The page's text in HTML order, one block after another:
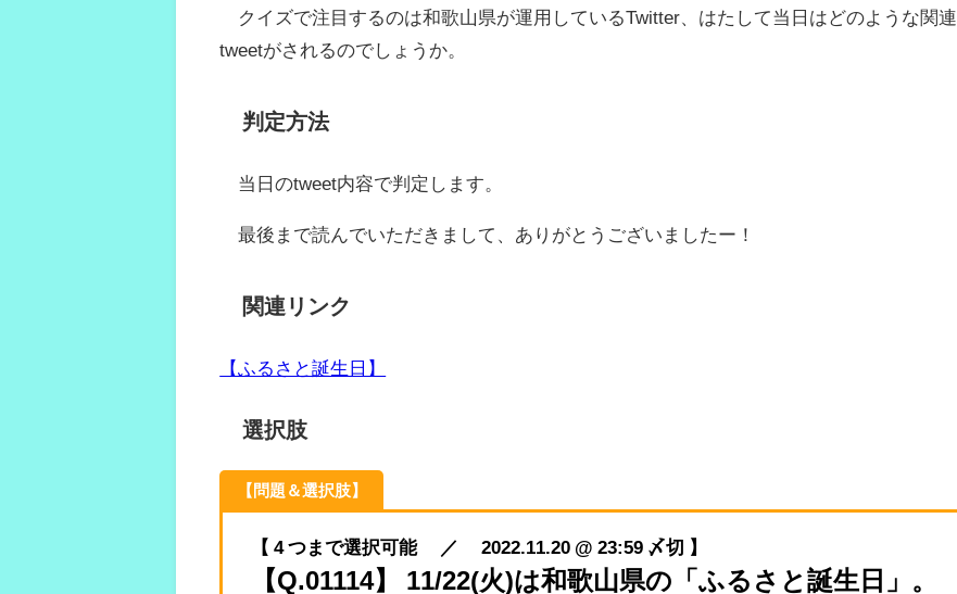
クイズで注目するのは和歌山県が運用しているTwitter、はたして当日はどのような関連
tweetがされるのでしょうか。
判定方法
当日のtweet内容で判定します。
最後まで読んでいただきまして、ありがとうございましたー！
関連リンク
【ふるさと誕生日】
選択肢
【問題＆選択肢】
【 4 つまで選択可能 ／ 2022.11.20 @ 23:59 〆切 】
【Q.01114】 11/22(火)は和歌山県の「ふるさと誕生日」。